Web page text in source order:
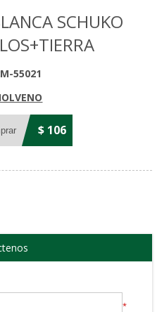
SCHUKO
55021
$ 106
*